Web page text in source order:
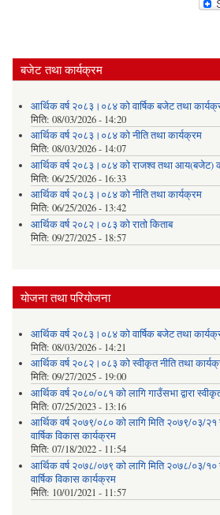
बजेट तथा कार्यक्रम
आर्थिक वर्ष २०८३।०८४ को वार्षिक बजेट तथा
मिति: 08/03/2026 - 14:20
आर्थिक वर्ष २०८३।०८४ को नीति तथा कार्यक्रम
मिति: 08/03/2026 - 14:07
आर्थिक वर्ष २०८३।०८४ को राजश्व तथा आय(बजेट)
मिति: 06/25/2026 - 16:33
आर्थिक वर्ष २०८३।०८४ को नीति तथा कार्यक्रम
मिति: 06/25/2026 - 13:42
आर्थिक वर्ष २०८२।०८३ को रातो किताब
मिति: 09/27/2025 - 18:57
योजना तथा परियोजना
आर्थिक वर्ष २०८३।०८४ को वार्षिक बजेट तथा
मिति: 08/03/2026 - 14:21
आर्थिक वर्ष २०८२।०८३ को स्वीकृत नीति तथा
मिति: 09/27/2025 - 19:00
आर्थिक वर्ष २०८०/०८१ को लागि गाउँसभा द्वारा
मिति: 07/25/2023 - 13:16
आर्थिक वर्ष २०७९/०८० को लागि मिति २०७९/०३/२१
वार्षिक विकास कार्यक्रम
मिति: 07/18/2022 - 11:54
आर्थिक वर्ष २०७८/०७९ को लागि मिति २०७८/०३/१०
वार्षिक विकास कार्यक्रम
मिति: 10/01/2021 - 11:57